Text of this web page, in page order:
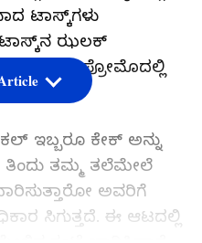
ಟಾಸ್ಕ್‌ಗಳು
ಟಾಸ್ಕ್‌ನ ಝಲಕ್
ಬೆಳಗಿನ ಪ್ರೋಮೊದಲ್ಲಿ
ಇಬ್ಬರೂ ಕೇಕ್‌ ಅನ್ನು
ತಿಂದು ತಮ್ಮ ತಲೆಮೇಲೆ
ಅವರಿಗೆ
ಸಿಗುತ್ತದೆ. ಈ ಆಟದಲ್ಲಿ